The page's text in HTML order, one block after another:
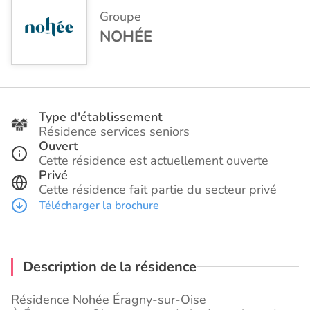
Groupe
NOHÉE
Type d'établissement
Résidence services seniors
Ouvert
Cette résidence est actuellement ouverte
Privé
Cette résidence fait partie du secteur privé
Télécharger la brochure
Description de la résidence
Résidence Nohée Éragny-sur-Oise